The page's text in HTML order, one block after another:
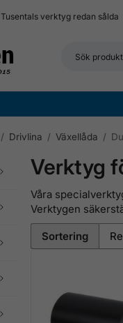
Tusentals verktyg redan sålda
/ Drivlina / Växellåda /
Verktyg
Våra
Verktygen
Sortering